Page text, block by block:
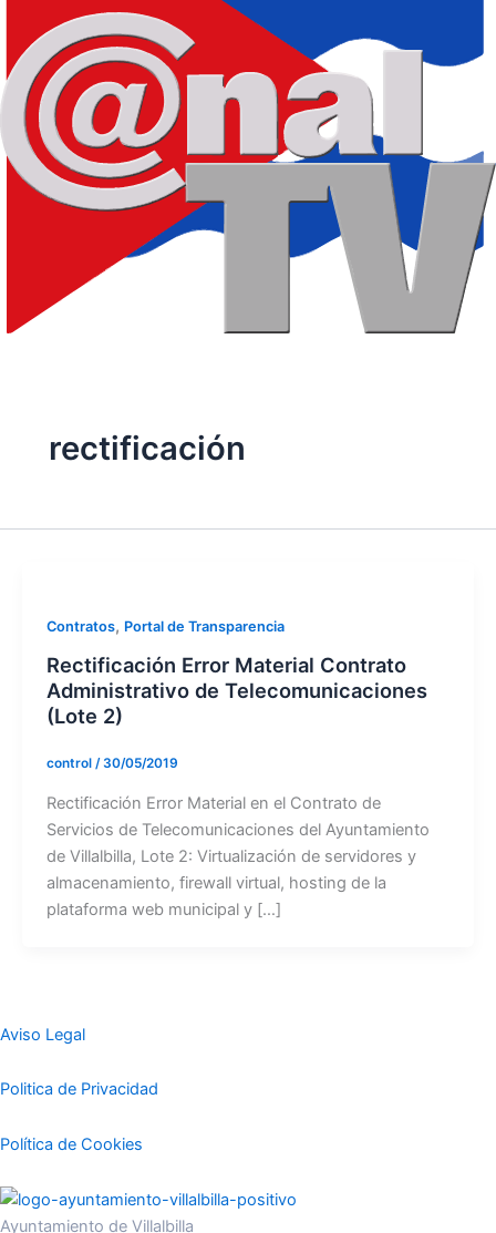
rectificación
Contratos, Portal de Transparencia
Rectificación Error Material Contrato
Administrativo de Telecomunicaciones
(Lote 2)
control /30/05/2019
Rectificación Error Material en el Contrato de
Servicios de Telecomunicaciones del Ayuntamiento
de Villalbilla, Lote 2: Virtualización de servidores y
almacenamiento, firewall virtual, hosting de la
plataforma web municipal y […]
Aviso Legal
Politica de Privacidad
Política de Cookies
Ayuntamiento de Villalbilla